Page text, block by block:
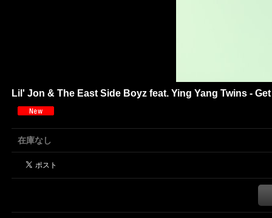
Lil' Jon & The East Side Boyz feat. Ying Yang Twins -
在庫なし